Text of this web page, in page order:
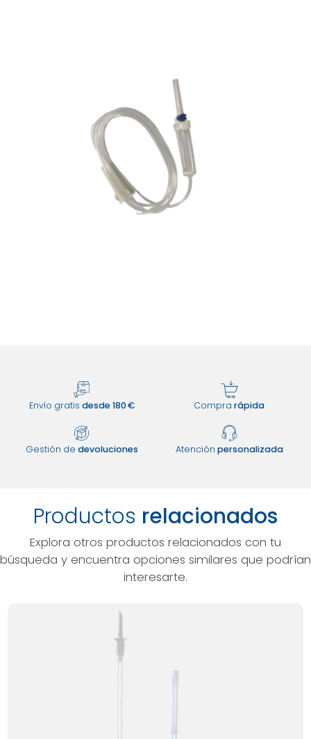
Envío gratis desde 180 € Comprarápida
Gestión de devoluciones Atención personalizada
Productos relacionados
Explora otros productos relacionados con tu
búsqueda y encuentra opciones similares que podrían
interesarte.